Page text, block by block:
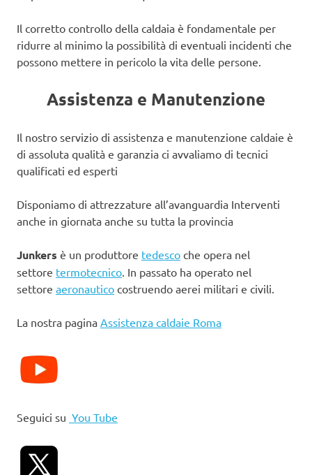
Il corretto controllo della caldaia è fondamentale per
ridurre al minimo la possibilità di eventuali incidenti che
possono mettere in pericolo la vita delle persone.
Assistenza e Manutenzione
Il nostro servizio di assistenza e manutenzione caldaie è
di assoluta qualità e garanzia ci avvaliamo di tecnici
qualificati ed esperti
Disponiamo di attrezzature all’avanguardia Interventi
anche in giornata anche su tutta la provincia
Junkers è un produttore tedesco che opera nel
settore termotecnico . In passato ha operato nel
settore aeronautico costruendo aerei militari e civili.
La nostra pagina Assistenza caldaie Roma
Seguici su You Tube